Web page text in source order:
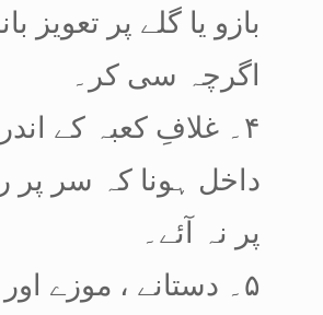
بازو یا گلے پر تعویز
اگرچہ سی کر۔
۴۔ غلافِ کعبہ کے
داخل ہونا کہ سر پر
پر نہ آئے۔
۵۔ دستانے ، موزے